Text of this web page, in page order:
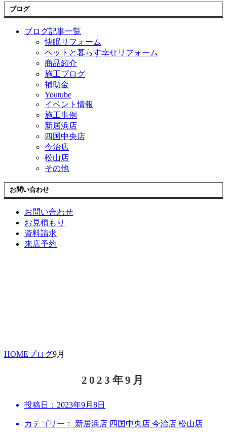
ブログ
ブログ記事一覧
快眠リフォーム
ペットと暮らす幸せリフォーム
商品紹介
施工ブログ
補助金
Youtube
イベント情報
施工事例
新居浜店
四国中央店
今治店
松山店
その他
お問い合わせ
お問い合わせ
お見積もり
資料請求
来店予約
HOMEブログ9月
2023年9月
投稿日： 2023年9月8日
カテゴリー： 新居浜店 四国中央店 今治店 松山店